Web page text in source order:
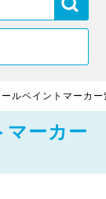
ールペイントマーカ
マーカー